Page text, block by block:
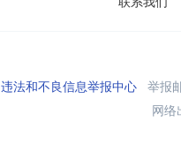
违法和不良信息举报中心举报
网